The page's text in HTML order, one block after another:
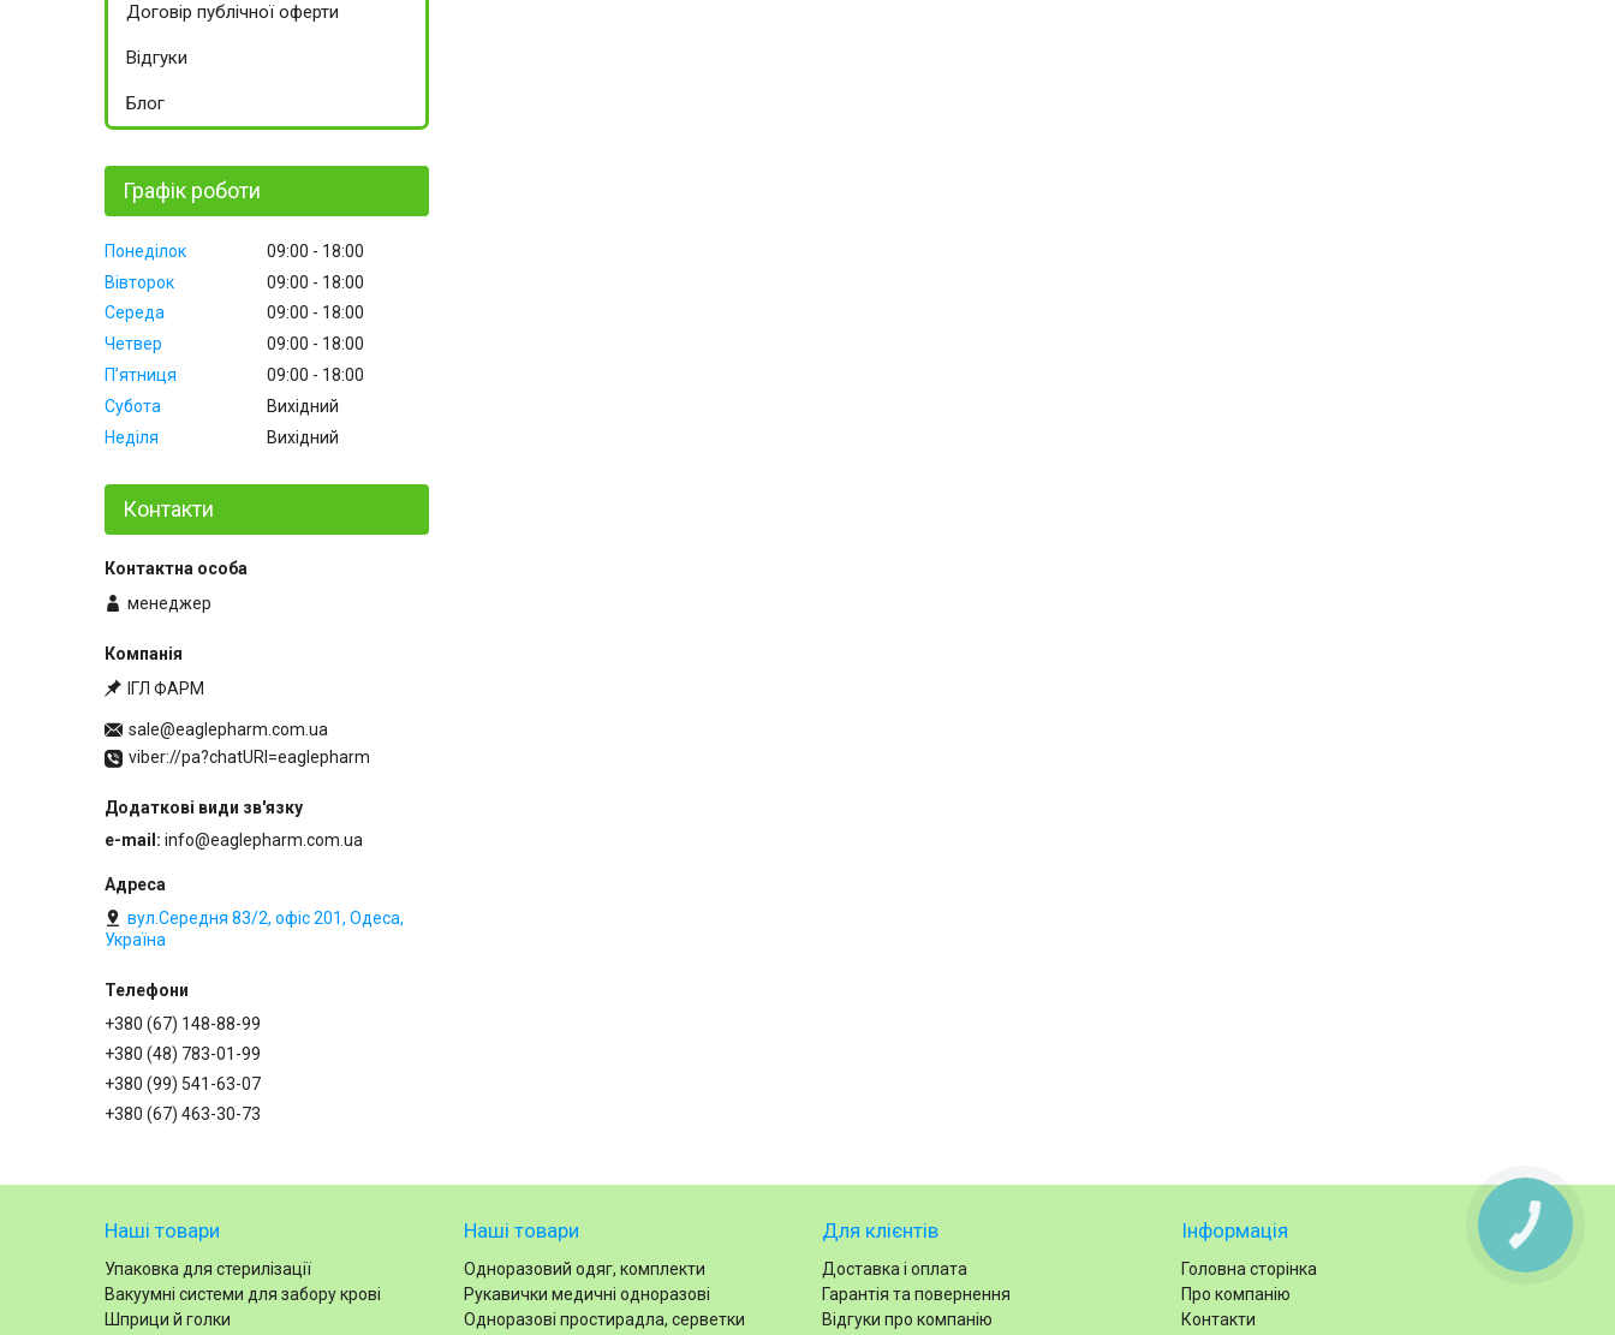
Договір публічної оферти
Відгуки
Блог
Графік роботи
Понеділок 09:00
18:00
Вівторок
09:00
18:00
Середа
09:00
18:00
Четвер
09:00
18:00
Пʼятниця
09:00
18:00
Субота
Вихідний
Неділя
Вихідний
Контакти
менеджер
ІГЛ ФАРМ
sale@eaglepharm.com.ua
viber://pa?chatURI=eaglepharm
e-mail info@eaglepharm.com.ua
вул.Середня 83/2, офіс 201, Одеса,
Україна
+380 (67) 148-88-99
+380 (48) 783-01-99
+380 (99) 541-63-07
+380 (67) 463-30-73
Наші товари
Упаковка для стерилізації
Вакуумні системи для забору крові
Шприци й голки
Наші товари
Одноразовий одяг, комплекти
Рукавички медичні одноразові
Одноразові простирадла, серветки
Для клієнтів
Доставка і оплата
Гарантія та повернення
Відгуки про компанію
Інформація
Головна сторінка
Про компанію
Контакти
КНОПКА
ЗВ'ЯЗКУ